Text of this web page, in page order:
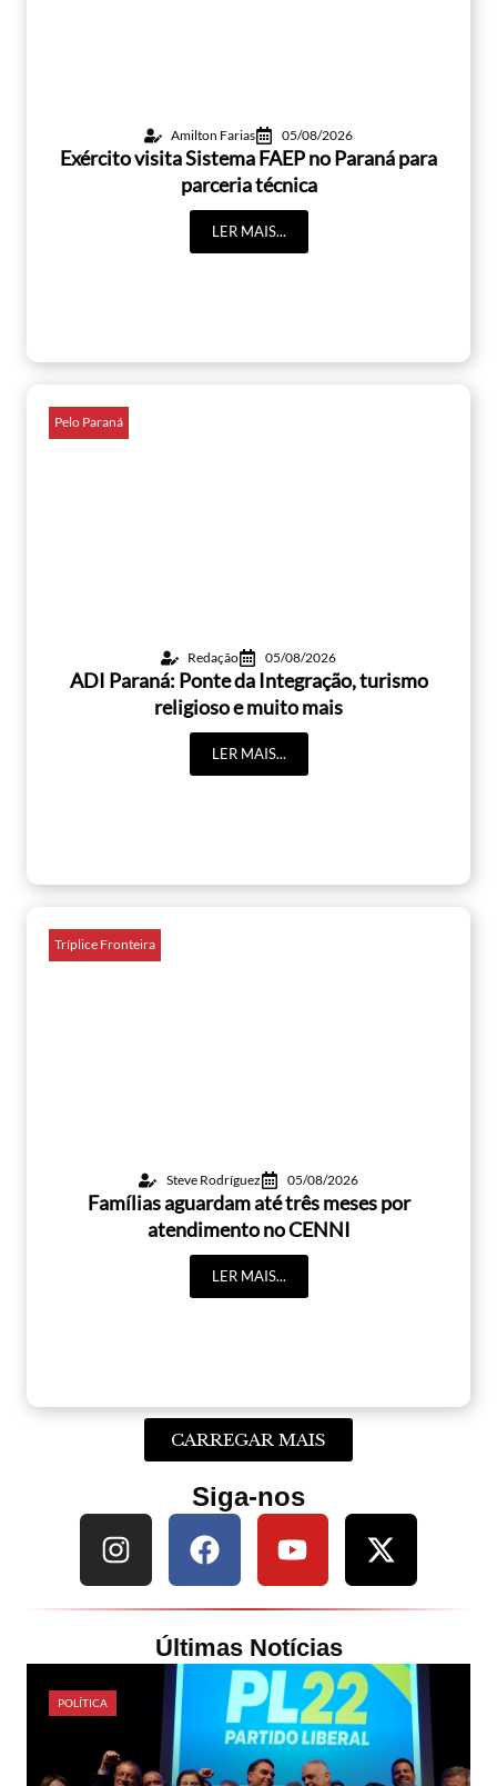
Amilton Farias 05/08/2026
Exército visita Sistema FAEP no Paraná para
parceria técnica
LER MAIS...
Pelo Paraná
Redação 05/08/2026
ADI Paraná: Ponte da Integração, turismo
religioso e muito mais
LER MAIS...
Tríplice Fronteira
Steve Rodríguez 05/08/2026
Famílias aguardam até três meses por
atendimento no CENNI
LER MAIS...
CARREGAR MAIS
Siga-nos
Últimas Notícias
POLÍTICA